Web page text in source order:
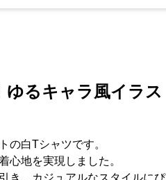
るキャラ風イラス
の白Tシャツです。
心地を実現しました。
き、カジュアルなスタイルにぴ